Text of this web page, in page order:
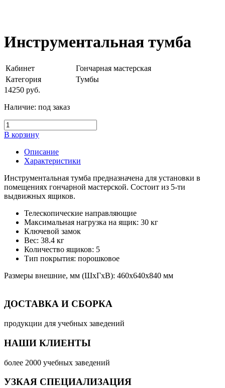
Инструментальная тумба
Кабинет
Гончарная мастерская
Категория
Тумбы
14250 руб.
Наличие: под заказ
В корзину
Описание
Характеристики
Инструментальная тумба предназначена для установки в
помещениях гончарной мастерской. Состоит из 5-ти
выдвижных ящиков.
Телескопические направляющие
Максимальная нагрузка на ящик: 30 кг
Ключевой замок
Вес: 38.4 кг
Количество ящиков: 5
Тип покрытия: порошковое
Размеры внешние, мм (ШхГхВ): 460х640х840 мм
ДОСТАВКА И СБОРКА
продукции для учебных заведений
НАШИ КЛИЕНТЫ
более 2000 учебных заведений
УЗКАЯ СПЕЦИАЛИЗАЦИЯ